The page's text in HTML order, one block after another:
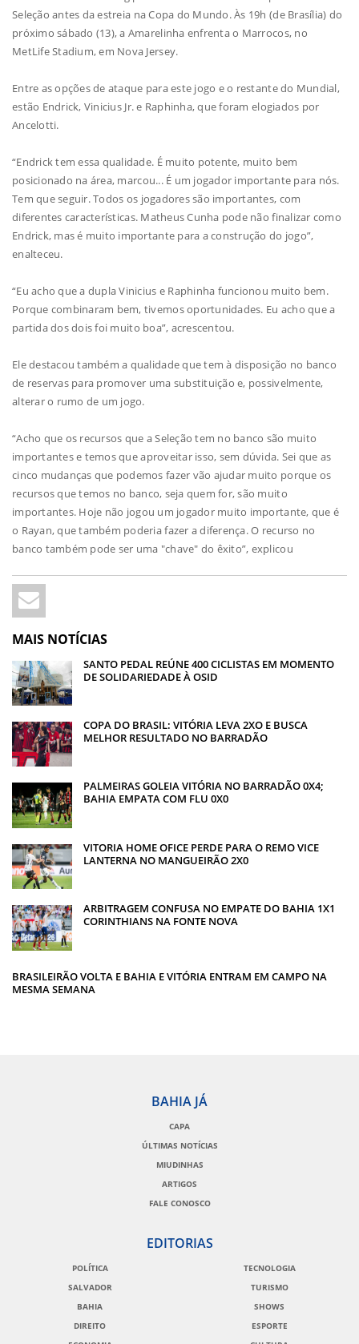
Seleção antes da estreia na Copa do Mundo. Às 19h (de Brasília) do
próximo sábado (13), a Amarelinha enfrenta o Marrocos, no
MetLife Stadium, em Nova Jersey.
Entre as opções de ataque para este jogo e o restante do Mundial,
estão Endrick, Vinicius Jr. e Raphinha, que foram elogiados por
Ancelotti.
“Endrick tem essa qualidade. É muito potente, muito bem
posicionado na área, marcou... É um jogador importante para nós.
Tem que seguir. Todos os jogadores são importantes, com
diferentes características. Matheus Cunha pode não finalizar como
Endrick, mas é muito importante para a construção do jogo”,
enalteceu.
“Eu acho que a dupla Vinicius e Raphinha funcionou muito bem.
Porque combinaram bem, tivemos oportunidades. Eu acho que a
partida dos dois foi muito boa”, acrescentou.
Ele destacou também a qualidade que tem à disposição no banco
de reservas para promover uma substituição e, possivelmente,
alterar o rumo de um jogo.
“Acho que os recursos que a Seleção tem no banco são muito
importantes e temos que aproveitar isso, sem dúvida. Sei que as
cinco mudanças que podemos fazer vão ajudar muito porque os
recursos que temos no banco, seja quem for, são muito
importantes. Hoje não jogou um jogador muito importante, que é
o Rayan, que também poderia fazer a diferença. O recurso no
banco também pode ser uma "chave" do êxito”, explicou
MAIS NOTÍCIAS
SANTO PEDAL REÚNE 400 CICLISTAS EM MOMENTO
DE SOLIDARIEDADE À OSID
COPA DO BRASIL: VITÓRIA LEVA 2XO E BUSCA
MELHOR RESULTADO NO BARRADÃO
PALMEIRAS GOLEIA VITÓRIA NO BARRADÃO 0X4;
BAHIA EMPATA COM FLU 0X0
VITORIA HOME OFICE PERDE PARA O REMO VICE
LANTERNA NO MANGUEIRÃO 2X0
ARBITRAGEM CONFUSA NO EMPATE DO BAHIA 1X1
CORINTHIANS NA FONTE NOVA
BRASILEIRÃO VOLTA E BAHIA E VITÓRIA ENTRAM EM CAMPO NA
MESMA SEMANA
BAHIA JÁ
CAPA
ÚLTIMAS NOTÍCIAS
MIUDINHAS
ARTIGOS
FALE CONOSCO
EDITORIAS
POLÍTICA
SALVADOR
BAHIA
DIREITO
TECNOLOGIA
TURISMO
SHOWS
ESPORTE